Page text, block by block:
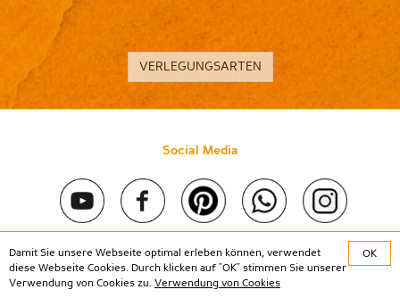
VERLEGUNGSARTEN
Social Media
Copyright © 2020 Stein & Co gmbh. All rights reserved. |
Kontakt
| Impressum |Datenschutz
Damit Sie unsere Webseite optimal erleben können, verwendet
diese Webseite Cookies. Durch klicken auf "OK" stimmen Sie unserer
Verwendung von Cookies zu. Verwendung von Cookies
OK